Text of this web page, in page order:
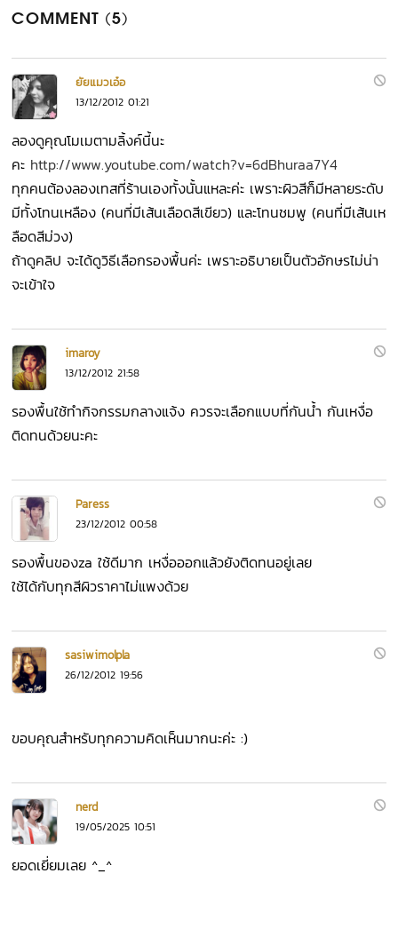
COMMENT (5)
ยัยแมวเอ๋อ
13/12/2012 01:21
ลองดูคุณโมเมตามลิ้งค์นี้นะ
คะ http://www.youtube.com/watch?v=6dBhuraa7Y4
ทุกคนต้องลองเทสที่ร้านเองทั้งนั้นแหละค่ะ เพราะผิวสีก็มีหลายระดับ
มีทั้งโทนเหลือง (คนที่มีเส้นเลือดสีเขียว) และโทนชมพู (คนที่มีเส้นเห
ลือดสีม่วง)
ถ้าดูคลิป จะได้ดูวิธีเลือกรองพื้นค่ะ เพราะอธิบายเป็นตัวอักษรไม่น่า
จะเข้าใจ
imaroy
13/12/2012 21:58
รองพื้นใช้ทำกิจกรรมกลางแจ้ง ควรจะเลือกแบบที่กันน้ำ กันเหงื่อ
ติดทนด้วยนะคะ
Paress
23/12/2012 00:58
รองพื้นของza ใช้ดีมาก เหงื่อออกแล้วยังติดทนอยู่เลย
ใช้ได้กับทุกสีผิวราคาไม่แพงด้วย
sasiwimolpla
26/12/2012 19:56
ขอบคุณสำหรับทุกความคิดเห็นมากนะค่ะ :)
nerd
19/05/2025 10:51
ยอดเยี่ยมเลย ^_^